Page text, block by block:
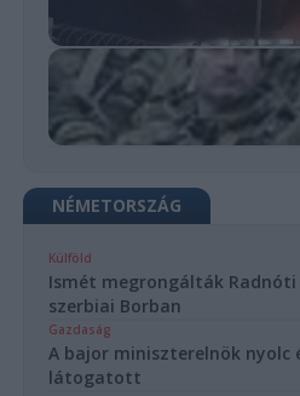
NÉMETORSZÁG
Külföld
Ismét megrongálták
szerbiai Borban
Gazdaság
A bajor miniszterelnök nyolc
látogatott